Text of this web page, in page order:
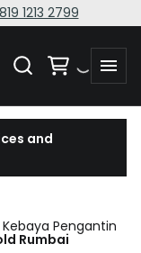
1213 2799
Kebaya Pengantin
Rumbai